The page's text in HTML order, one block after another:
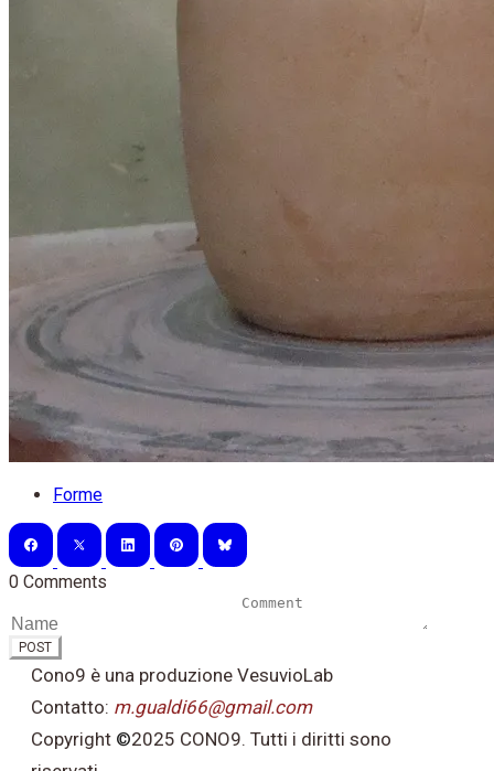
Forme
0 Comments
POST
Cono9 è una produzione VesuvioLab
Contatto: m.gualdi66@gmail.com
Copyright ©2025 CONO9. Tutti i diritti sono